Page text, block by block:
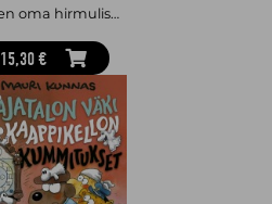
Pienten oma hirmuliskojengi : Unilelu hukassa
15,30 €